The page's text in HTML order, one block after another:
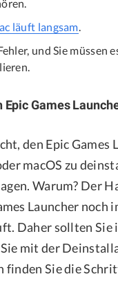
läuft langsam.
und Sie müssen
Epic Games
den Epic Games
macOS zu
Warum? Der
Launcher noch
Daher sollten Sie
mit der
finden Sie die